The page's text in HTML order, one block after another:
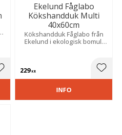
till i favoriter
Ekelund Fåglabo
Kökshandduk Multi
40x60cm
Kökshandduk Fåglabo från
Ekelund i ekologisk bomull
ljus botten. Storlek: 40x60
229KR
INFO